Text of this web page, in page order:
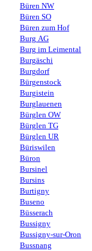
Büren NW
Büren SO
Büren zum Hof
Burg AG
Burg im Leimental
Burgäschi
Burgdorf
Bürgenstock
Burgistein
Burglauenen
Bürglen OW
Bürglen TG
Bürglen UR
Büriswilen
Büron
Bursinel
Bursins
Burtigny
Buseno
Büsserach
Bussigny
Bussigny-sur-Oron
Bussnang